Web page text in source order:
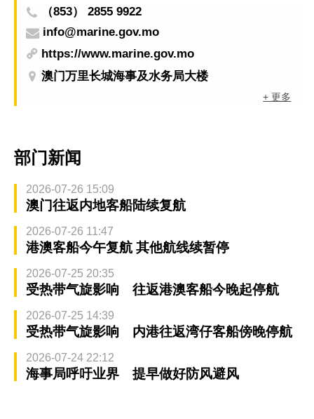
（853） 2855 9922
info@marine.gov.mo
https://www.marine.gov.mo
澳门万里长城海事及水务局大楼
+ 更多
部门新闻
2026-07-26 15:09
澳门往返内地客船陆续复航
2026-07-26 11:47
港澳客船今午复航 其他航线续暂停
2026-07-25 20:35
受热带气旋影响 往返港澳客船今晚起停航
2026-07-25 14:39
受热带气旋影响 内港往返湾仔客船傍晚停航
2026-07-24 22:12
海事局呼吁业界 提早做好防风避风